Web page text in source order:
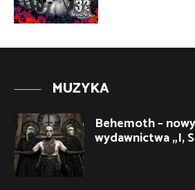
MUZYKA
Behemoth –
wydawnictwa „I,